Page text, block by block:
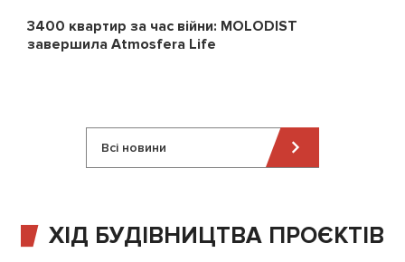
3400 квартир за час війни: MOLODIST
завершила Atmosfera Life
Всі новини
ХІД БУДІВНИЦТВА ПРОЄКТІВ